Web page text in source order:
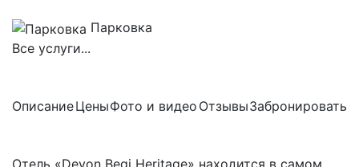
Парковка
Все услуги...
ОписаниеЦеныФото и видео ОтзывыЗабронировать
Отель «Devon Begi Heritage» находится в самом